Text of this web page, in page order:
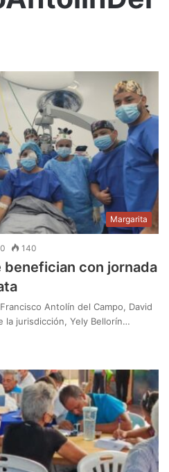
Margarita
0 140
benefician con jornada
Antolín del Campo, David
la jurisdicción, Yely Bellorín…